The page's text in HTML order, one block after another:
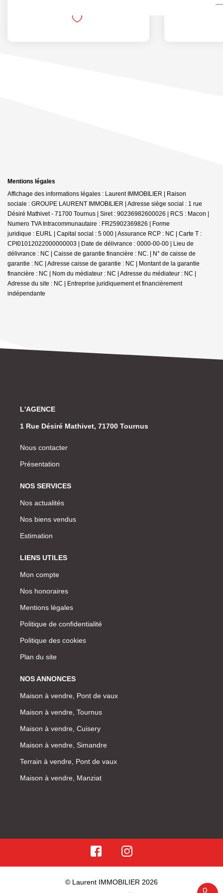
Mentions légales
Affichage des informations légales : Laurent IMMOBILIER | Raison
sociale : GROUPE LAURENT IMMOBILIER | Adresse siège social : 1 rue
Désiré Mathivet - 71700 Tournus | Siret : 90236982600026 | RCS : Macon |
Numero TVA Intracommunautaire : FR25902369826 | Forme
juridique : EURL | Capital social : 5 000 | Assurance RCP : NC | Carte T :
CPI01012022000000003 | Date de délivrance : 0000-00-00 | Lieu de
délivrance : NC | Caisse de garantie financière : NC. | N° de caisse de
garantie : NC | Adresse caisse de garantie : NC | Montant de la garantie
financière : NC | Nom du médiateur : NC | Adresse du médiateur : NC |
Adresse du site : NC | Entreprise juridiquement et financièrement
indépendante
L'AGENCE
1 Rue Désiré Mathivet, 71700 Tournus
Nous contacter
Présentation
NOS SERVICES
Nos actualités
Nos biens vendus
Estimation
LIENS UTILES
Mon compte
Nos honoraires
Mentions légales
Politique de confidentialité
Politique des cookies
Plan du site
NOS ANNONCES
Maison à vendre, Pont de vaux
Maison à vendre, Tournus
Maison à vendre, Cuisery
Maison à vendre, Simandre
Terrain à vendre, Pont de vaux
Maison à vendre, Manziat
© Laurent IMMOBILIER 2026